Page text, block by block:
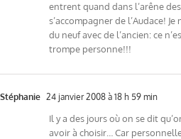
entrent quand dans l’arêne
s’accompagner de l’Audace!
du neuf avec de l’ancien: ce
trompe personne!!!
Stéphanie 24 janvier 2008 à 18 h 59 min
Il y a des jours où on se dit
avoir à choisir… Car